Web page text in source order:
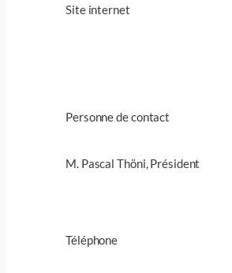
Site internet
Personne de contact
M. Pascal Thöni, Président
Téléphone